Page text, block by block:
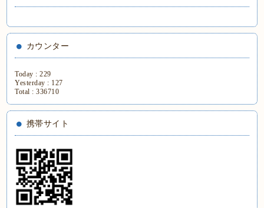
カウンター
Today :229
Yesterday : 127
Total :336710
携帯サイト